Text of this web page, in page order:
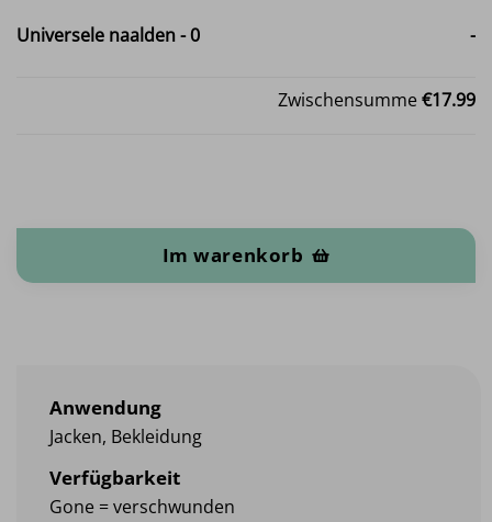
Universele naalden-0 -
Zwischensumme€17.99
Im warenkorb
Anwendung
Jacken, Bekleidung
Verfügbarkeit
Gone = verschwunden